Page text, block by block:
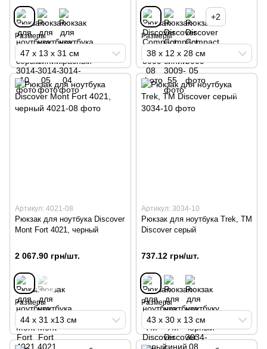
Размеры
47 х 13 х 31 см
+2
Размеры
38 х 12 х 28 см
Артикул: 4021-08
Рюкзак для ноутбука Discover
Mont Fort 4021, черный
2 067.90 грн/шт.
Размеры
44 х 31 х13 см
Артикул: 3034-10
Рюкзак для ноутбука Trek, TM
Discover серый
737.12 грн/шт.
Размеры
43 х 30 х 13 см